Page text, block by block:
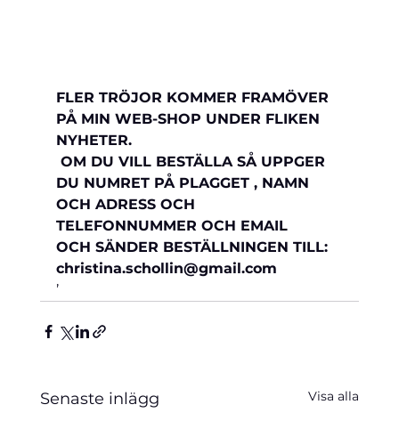
FLER TRÖJOR KOMMER FRAMÖVER
PÅ MIN WEB-SHOP UNDER FLIKEN
NYHETER.
DU NUMRET PÅ PLAGGET , NAMN
OCH ADRESS OCH
TELEFONNUMMER OCH EMAIL
OCH SÄNDER BESTÄLLNINGEN TILL:
christina.schollin@gmail.com
’
Senaste inlägg Visa alla